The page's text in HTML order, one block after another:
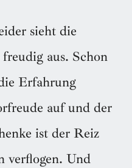
sieht die
aus. Schon
Erfahrung
auf und der
ist der Reiz
verflogen. Und